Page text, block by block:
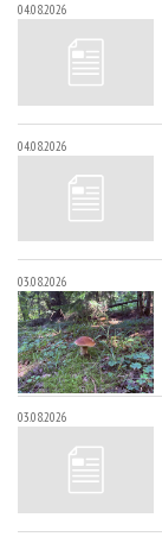
04.08.2026
04.08.2026
03.08.2026
03.08.2026